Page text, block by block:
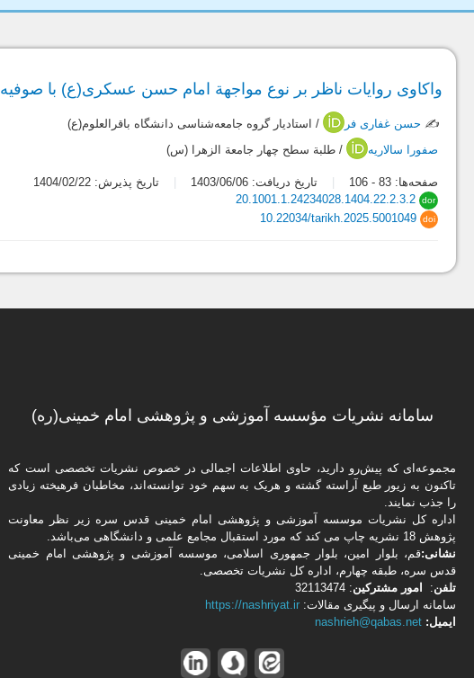
واکاوی روایات ناظر بر نوع مواجهة امام حسن عسکری(ع) با صوفیه
✍️ حسن غفاری فر
/ استادیار گروه جامعه‌شناسی دانشگاه باقرالعلوم(ع)
صفورا سالاریه
/ طلبة سطح چهار جامعة الزهرا (س)
صفحه‌ها: 83
- تاریخ دریافت: 1403/06/06 تاریخ پذیرش: 1404/02/22
dor
20.1001.1.24234028.1404.22.2.3.2
doi
10.22034/tarikh.2025.5001049
سامانه نشریات مؤسسه آموزشی و پژوهشی امام خمینی(ره)
مجموعه‌ای که پیش‌رو دارید،‌ حاوی اطلاعات اجمالی در خصوص نشریات تخصصی است که
تاکنون به زیور طبع آراسته گشته و هریک به سهم خود توانسته‌اند، مخاطبان فرهیخته‌ زیادی
را جذب نمایند.
اداره كل نشریات موسسه آموزشی و پژوهشی امام خمینی قدس سره زیر نظر معاونت
پژوهش 18 نشریه چاپ می کند که مورد استقبال مجامع علمی و دانشگاهی می‌باشد.
نشانی:قم، بلوار امین، بلوار جمهوری اسلامی، موسسه آموزشی و پژوهشی امام خمینی
قدس سره، طبقه چهارم، اداره كل نشریات تخصصی.
تلفن: امور مشتركین: 32113474
سامانه ارسال و پیگیری مقالات:https://nashriyat.ir
ایمیل:nashrieh@qabas.net